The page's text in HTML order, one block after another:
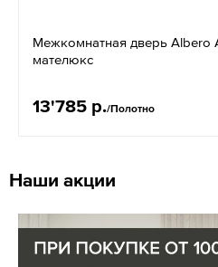
Межкомнатная дверь Albero
мателюкс
13'785 р./Полотно
Наши акции